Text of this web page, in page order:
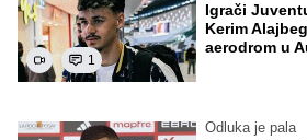
1
Igrači
Kerim
aerodrom u
Odluka je pala